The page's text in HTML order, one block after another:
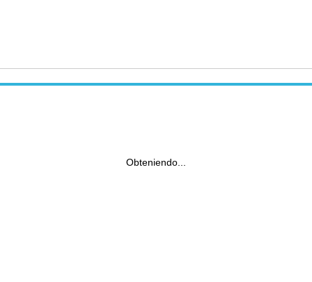
Obteniendo...